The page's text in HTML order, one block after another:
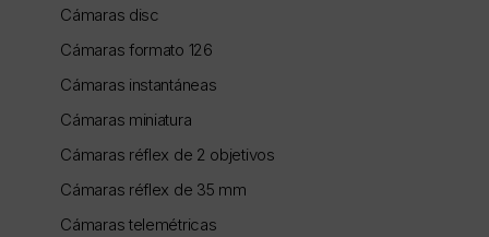
Cámaras disc
Cámaras formato 126
Cámaras instantáneas
Cámaras miniatura
Cámaras réflex de 2 objetivos
Cámaras réflex de 35 mm
Cámaras telemétricas